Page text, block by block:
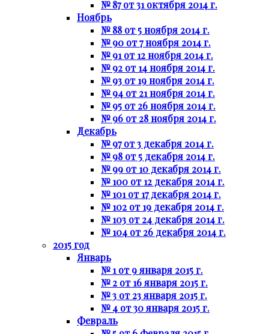
№ 87 от 31 октября 2014 г.
Ноябрь
№ 88 от 5 ноября 2014 г.
№ 90 от 7 ноября 2014 г.
№ 91 от 12 ноября 2014 г.
№ 92 от 14 ноября 2014 г.
№ 93 от 19 ноября 2014 г.
№ 94 от 21 ноября 2014 г.
№ 95 от 26 ноября 2014 г.
№ 96 от 28 ноября 2014 г.
Декабрь
№ 97 от 3 декабря 2014 г.
№ 98 от 5 декабря 2014 г.
№ 99 от 10 декабря 2014 г.
№ 100 от 12 декабря 2014 г.
№ 101 от 17 декабря 2014 г.
№ 102 от 19 декабря 2014 г.
№ 103 от 24 декабря 2014 г.
№ 104 от 26 декабря 2014 г.
2015 год
Январь
№ 1 от 9 января 2015 г.
№ 2 от 16 января 2015 г.
№ 3 от 23 января 2015 г.
№ 4 от 30 января 2015 г.
Февраль